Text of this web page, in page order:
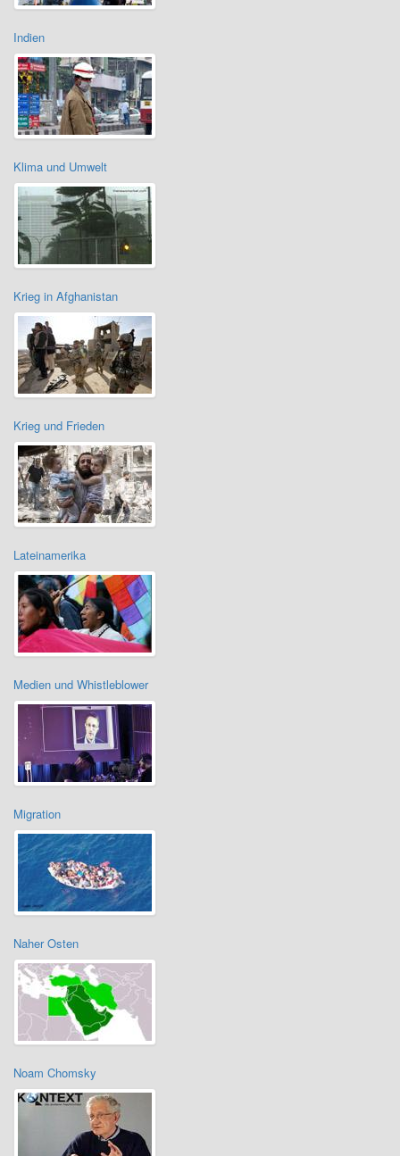
Indien
Klima und Umwelt
Krieg in Afghanistan
Krieg und Frieden
Lateinamerika
Medien und Whistleblower
Migration
Naher Osten
Noam Chomsky